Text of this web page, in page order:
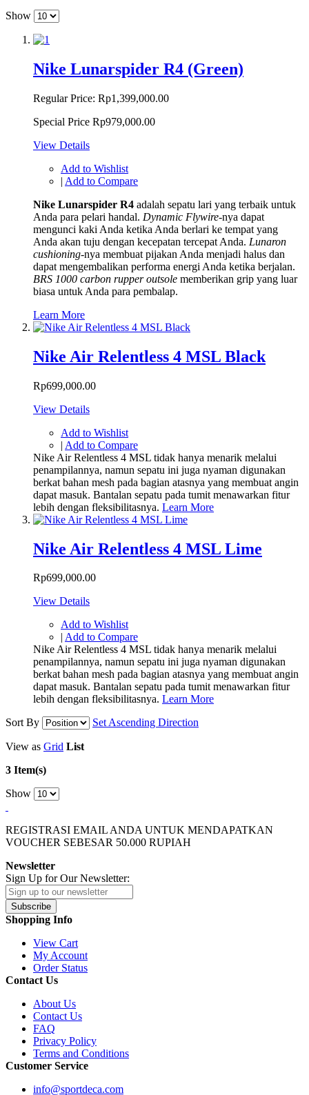
Show
Nike Lunarspider R4 (Green)
Regular Price: Rp1,399,000.00
Special Price Rp979,000.00
View Details
Add to Wishlist
| Add to Compare
Nike Lunarspider R4 adalah sepatu lari yang terbaik untuk
Anda para pelari handal. Dynamic Flywire-nya dapat
mengunci kaki Anda ketika Anda berlari ke tempat yang
Anda akan tuju dengan kecepatan tercepat Anda. Lunaron
cushioning-nya membuat pijakan Anda menjadi halus dan
dapat mengembalikan performa energi Anda ketika berjalan.
BRS 1000 carbon rupper outsole memberikan grip yang luar
biasa untuk Anda para pembalap.
Learn More
Nike Air Relentless 4 MSL Black
Rp699,000.00
View Details
Add to Wishlist
| Add to Compare
Nike Air Relentless 4 MSL tidak hanya menarik melalui
penampilannya, namun sepatu ini juga nyaman digunakan
berkat bahan mesh pada bagian atasnya yang membuat angin
dapat masuk. Bantalan sepatu pada tumit menawarkan fitur
lebih dengan fleksibilitasnya. Learn More
Nike Air Relentless 4 MSL Lime
Rp699,000.00
View Details
Add to Wishlist
| Add to Compare
Nike Air Relentless 4 MSL tidak hanya menarik melalui
penampilannya, namun sepatu ini juga nyaman digunakan
berkat bahan mesh pada bagian atasnya yang membuat angin
dapat masuk. Bantalan sepatu pada tumit menawarkan fitur
lebih dengan fleksibilitasnya. Learn More
Sort By
Set Ascending Direction
View as Grid List
3 Item(s)
Show
REGISTRASI EMAIL ANDA UNTUK MENDAPATKAN
VOUCHER SEBESAR 50.000 RUPIAH
Newsletter
Sign Up for Our Newsletter:
Subscribe
Shopping Info
View Cart
My Account
Order Status
Contact Us
About Us
Contact Us
FAQ
Privacy Policy
Terms and Conditions
Customer Service
info@sportdeca.com